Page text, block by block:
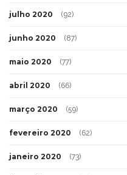
julho 2020 (92)
junho 2020 (87)
maio 2020 (77)
abril 2020 (66)
março 2020 (59)
fevereiro 2020 (62)
janeiro 2020 (73)